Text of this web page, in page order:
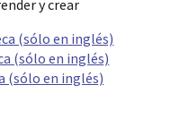
y crear
(sólo en inglés)
(sólo en inglés)
(sólo en inglés)